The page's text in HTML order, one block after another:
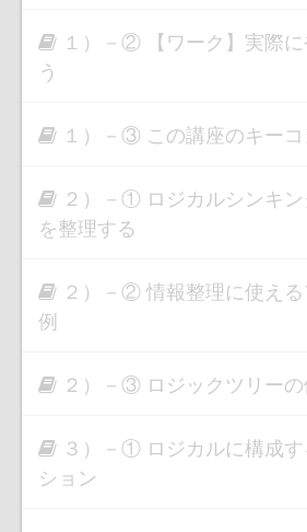
１）－② 【ワーク】実際
う
１）－③ この講座のキーコ
２）－① ロジカルシンキ
を整理する
２）－② 情報整理に使え
例
２）－③ ロジックツリー
３）－① ロジカルに構成
ション